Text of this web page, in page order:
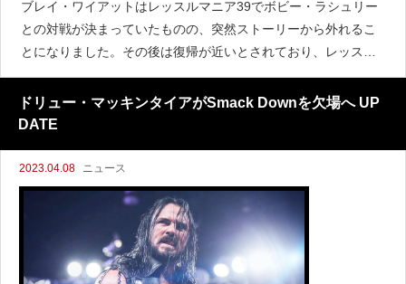
ブレイ・ワイアットはレッスルマニア39でボビー・ラシュリー
との対戦が決まっていたものの、突然ストーリーから外れるこ
とになりました。その後は復帰が近いとされており、レッスル
マニアのときはカリフォルニア州ロサンゼルスで目撃されたも
のの、RAWを含めて登場することはありませんでした。『Ri
ドリュー・マッキンタイアがSmack Downを欠場へ UP
DATE
2023.04.08 ニュース